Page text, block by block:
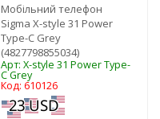
Мобільний телефон
Sigma X-style 31 Power
Type-C Grey
(4827798855034)
Арт: X-style 31 Power Type-
C Grey
Код: 610126